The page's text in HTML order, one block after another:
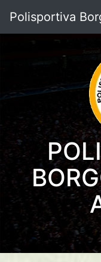
Polisportiva